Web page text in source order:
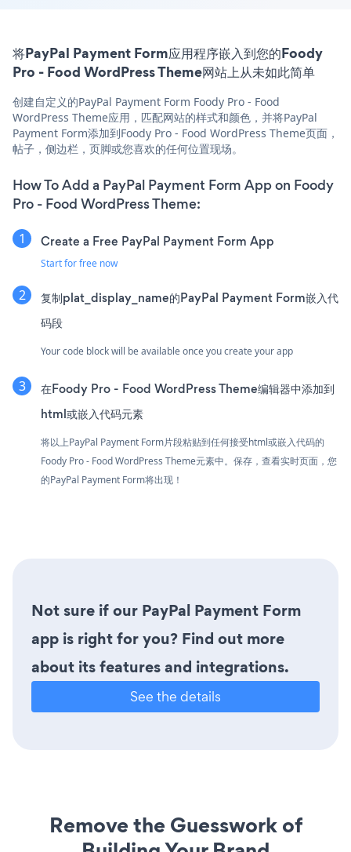
将PayPal Payment Form应用程序嵌入到您的Foody
Pro - Food WordPress Theme网站上从未如此简单
创建自定义的PayPal Payment Form Foody Pro - Food
WordPress Theme应用，匹配网站的样式和颜色，并将PayPal
Payment Form添加到Foody Pro - Food WordPress Theme页面，
帖子，侧边栏，页脚或您喜欢的任何位置现场。
How To Add a PayPal Payment Form App on Foody
Pro - Food WordPress Theme:
Create a Free PayPal Payment Form App
Start for free now
复制plat_display_name的PayPal Payment Form嵌入代
码段
Your code block will be available once you create your app
在Foody Pro - Food WordPress Theme编辑器中添加到
html或嵌入代码元素
将以上PayPal Payment Form片段粘贴到任何接受html或嵌入代码的
Foody Pro - Food WordPress Theme元素中。保存，查看实时页面，您
的PayPal Payment Form将出现！
Not sure if our PayPal Payment Form
app is right for you? Find out more
about its features and integrations.
See the details
Remove the Guesswork of